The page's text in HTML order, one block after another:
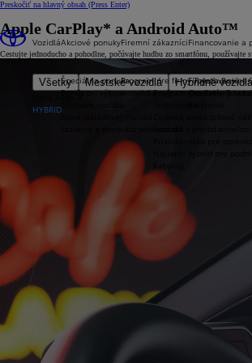
Preskočiť na hlavný obsah (Press Enter)
Vozidlá
Všetky Mestské vozidlá Hybridné vozidlá
HYBRID
Akciové ponuky
Špeciálna ponuka
Bonus pri výkupe vozidla
Firemní zákazníci
Program pre firmy Toyota
Program pre firmy
Financovanie a
Financovanie
Operatívny
Apple CarPlay* a Android Auto™
Cestujte jednoducho a pohodlne, počúvajte hudbu zo smartfónu,